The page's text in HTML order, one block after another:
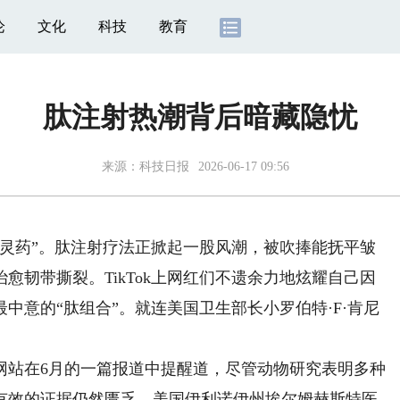
文化 科技 教育
肽注射热潮背后暗藏隐忧
来源： 科技日报 2026-06-17 09:56
”。肽注射疗法正掀起一股风潮，被吹捧能抚平皱
韧带撕裂。TikTok上网红们不遗余力地炫耀自己因
意的“肽组合”。就连美国卫生部长小罗伯特·F·肯尼
6月的一篇报道中提醒道，尽管动物研究表明多种